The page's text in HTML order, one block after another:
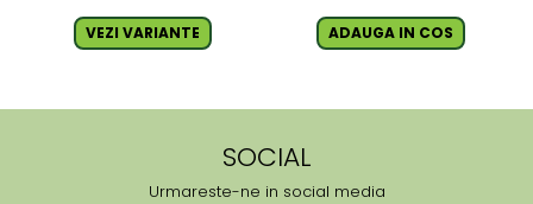
VEZI VARIANTE ADAUGA IN COS
SOCIAL
Urmareste-ne in social media